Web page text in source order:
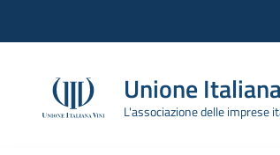
Unione
L'associazione delle imprese